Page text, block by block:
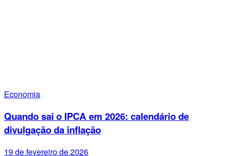
Economia
Quando sai o IPCA em 2026: calendário de
divulgação da inflação
19 de fevereiro de 2026